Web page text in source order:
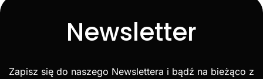
Newsletter
Zapisz się do naszego Newslettera i bądź na bieżąco z